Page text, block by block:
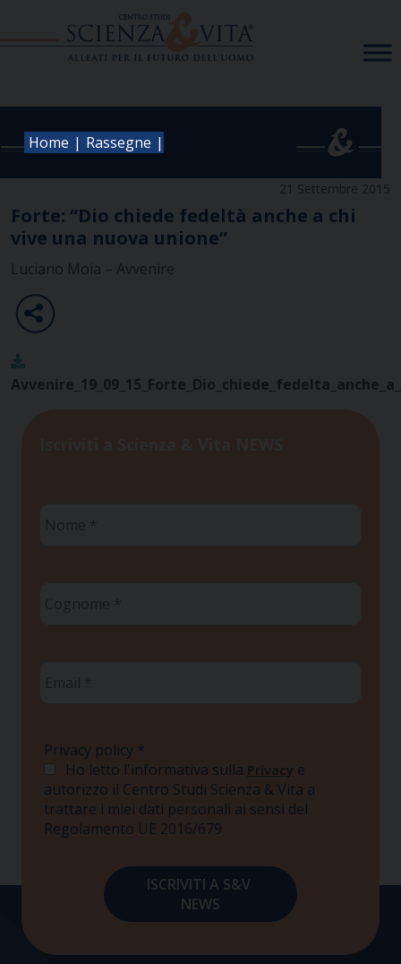
Home | Rassegne |
21 Settembre 2015
Forte: “Dio chiede fedeltà anche a chi
vive una nuova unione”
Luciano Moia – Avvenire
Privacy policy *
Ho letto l'informativa sulla Privacy e
autorizzo il Centro Studi Scienza & Vita a
trattare i miei dati personali ai sensi del
Regolamento UE 2016/679